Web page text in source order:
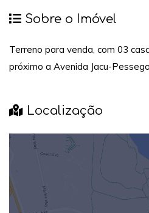
Sobre o Imóvel
Terreno para venda, com 03
próximo a Avenida Jacu-
Localização